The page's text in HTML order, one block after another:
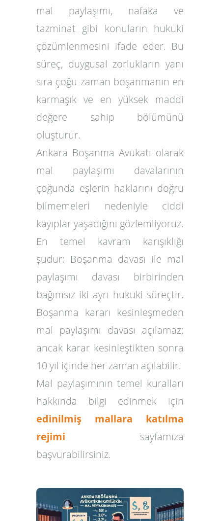
mal paylaşımı, nafaka ve
tazminat gibi konuların hukuki
çözümlenmesini ifade eder. Bu
süreç, duygusal zorlukların yanı
sıra çoğu zaman boşanmanın en
karmaşık ve en yüksek maddi
değere sahip bölümünü
oluşturur.
Ankara Boşanma Avukatı olarak
mal paylaşımı davalarının
çoğunda eşlerin haklarını doğru
bilmemeleri nedeniyle ciddi
kayıplar yaşadığını gözlemliyoruz.
En temel kavram karışıklığı
şudur: Boşanma davası ile mal
paylaşımı davası birbirinden
bağımsız iki ayrı hukuki süreçtir.
Boşanma kararı kesinleşmeden
mal paylaşımı davası açılamaz;
ancak karar kesinleştikten sonra
10 yıl içinde her zaman açılabilir.
Mal paylaşımının temel kuralları
hakkında bilgi edinmek için
edinilmiş mallara katılma
rejimi sayfamıza
başvurabilirsiniz.